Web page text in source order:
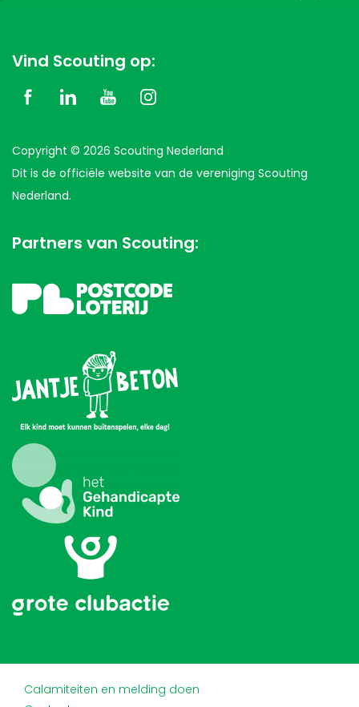
Vind Scouting op:
Copyright © 2026 Scouting Nederland
Dit is de officiële website van de vereniging Scouting
Nederland.
Partners van Scouting:
Calamiteiten en melding doen